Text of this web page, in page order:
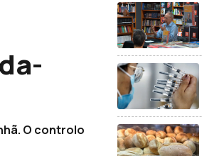
O controlo